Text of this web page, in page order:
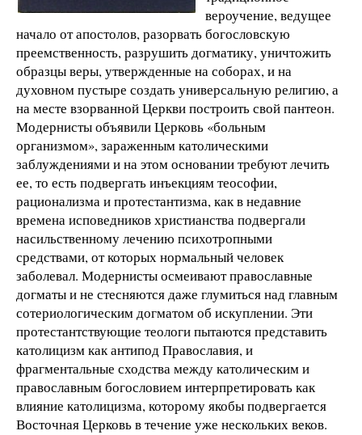
вероучение, ведущее
начало от апостолов, разорвать богословскую
преемственность, разрушить догматику, уничтожить
образцы веры, утвержденные на соборах, и на
духовном пустыре создать универсальную религию, а
на месте взорванной Церкви построить свой пантеон.
Модернисты объявили Церковь «больным
организмом», зараженным католическими
заблуждениями и на этом основании требуют лечить
ее, то есть подвергать инъекциям теософии,
рационализма и протестантизма, как в недавние
времена исповедников христианства подвергали
насильственному лечению психотропными
средствами, от которых нормальный человек
заболевал. Модернисты осмеивают православные
догматы и не стесняются даже глумиться над главным
сотериологическим догматом об искуплении. Эти
протестантствующие теологи пытаются представить
католицизм как антипод Православия, и
фрагментальные сходства между католическим и
православным богословием интерпретировать как
влияние католицизма, которому якобы подвергается
Восточная Церковь в течение уже нескольких веков.